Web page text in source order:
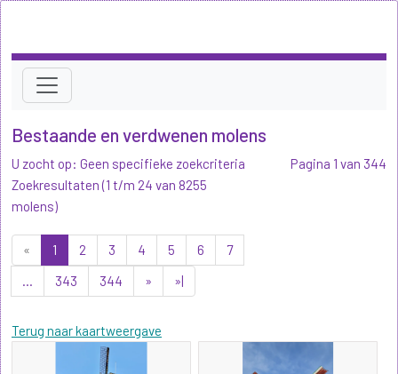
Bestaande en verdwenen molens
U zocht op: Geen specifieke zoekcriteria
Zoekresultaten (1 t/m 24 van 8255
molens)
« 1 2 3 4 5 6
7
...
343 344 » »|
Terug naar kaartweergave
Pagina 1 van 344